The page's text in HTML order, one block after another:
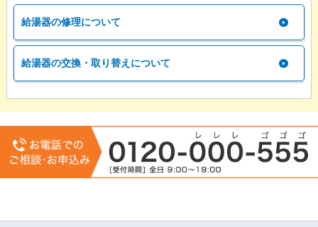
給湯器の修理について
給湯器の交換・取り替えについて